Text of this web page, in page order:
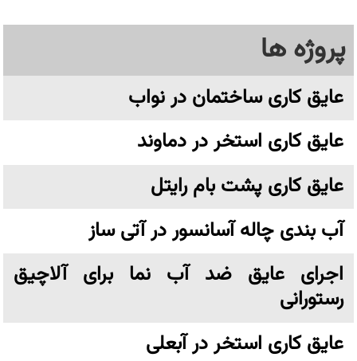
پروژه ها
عایق کاری ساختمان در نواب
عایق کاری استخر در دماوند
عایق کاری پشت بام رایتل
آب بندی چاله آسانسور در آتی ساز
اجرای عایق ضد آب نما برای آلاچیق
رستورانی
عایق کاری استخر در آبعلی